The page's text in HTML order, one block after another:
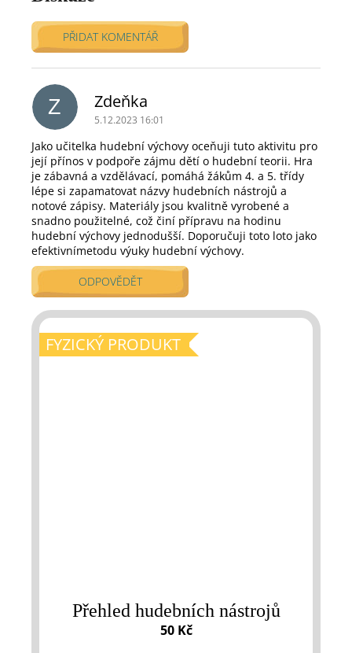
FYZICKÝ PRODUKT
Přehled hudebních nástrojů
50 Kč
PŘIDAT KOMENTÁŘ
p
i
d
i
s
k
u
z
í
Z Zdeňka
5.12.2023 16:01
Jako učitelka hudební výchovy oceňuji tuto aktivitu pro
její přínos v podpoře zájmu dětí o hudební teorii. Hra
je zábavná a vzdělávací, pomáhá žákům 4. a 5. třídy
lépe si zapamatovat názvy hudebních nástrojů a
notové zápisy. Materiály jsou kvalitně vyrobené a
snadno použitelné, což činí přípravu na hodinu
hudební výchovy jednodušší. Doporučuji toto loto jako
efektivnímetodu výuky hudební výchovy.
ODPOVĚDĚT